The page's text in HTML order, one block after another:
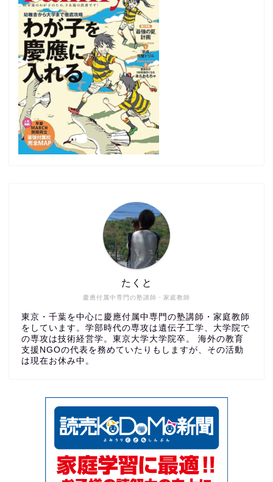
慶應付属中専門の塾講師・家庭教師
たくと
東京・千葉を中心に慶應付属中専門の塾講師・家庭教師
をしています。学部時代の専攻は遺伝子工学、大学院で
の専攻は技術経営学。東京大学大学院卒。 海外の教育
支援NGOの代表を務めていたりもしますが、その活動
は現在お休み中。